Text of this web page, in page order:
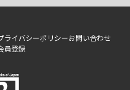
ライバシーポリシーお問い合わせ
員登録